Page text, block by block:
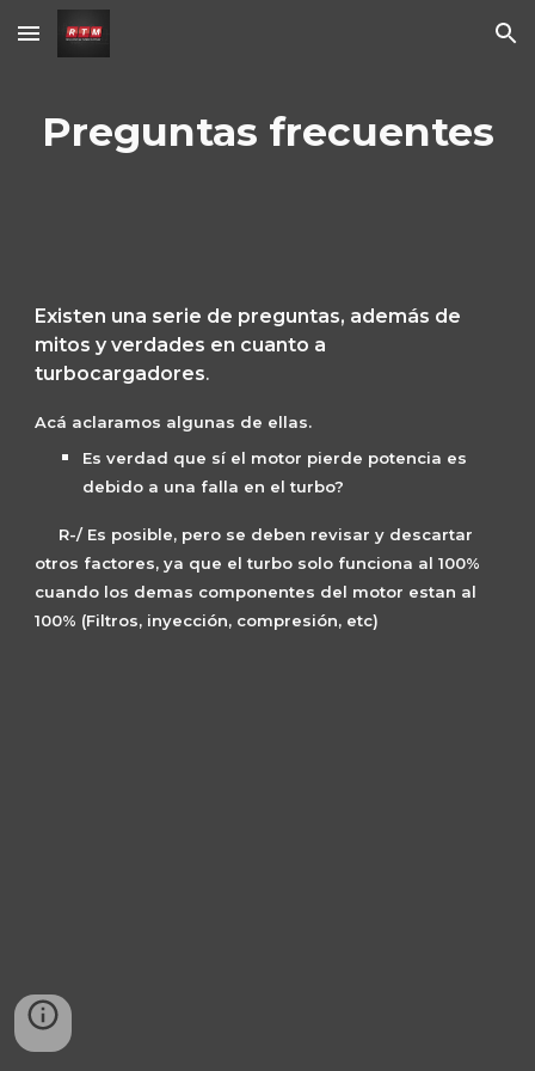
Skip to main content Skip to navigation
Preguntas frecuentes
Existen una serie de preguntas, además de
mitos y verdades en cuanto a
turbocargadores.
Acá aclaramos algunas de ellas.
Es verdad que sí el motor pierde potencia es
debido a una falla en el turbo?
otros factores, ya que el turbo solo funciona al 100%
cuando los demas componentes del motor estan al
100% (Filtros, inyección, compresión, etc)